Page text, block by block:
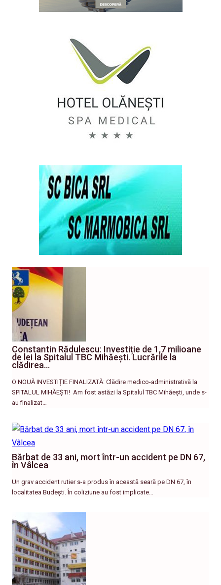
Constantin Rădulescu: Investiție de 1,7 milioane
de lei la Spitalul TBC Mihăești. Lucrările la
clădirea…
O NOUĂ INVESTIȚIE FINALIZATĂ: Clădire medico-administrativă la
SPITALUL MIHĂEȘTI! ​ Am fost astăzi la Spitalul TBC Mihăești, unde s-
au finalizat…
Bărbat de 33 ani, mort într-un accident pe DN 67,
în Vâlcea
Un grav accident rutier s-a produs în această seară pe DN 67, în
localitatea Budești. În coliziune au fost implicate…